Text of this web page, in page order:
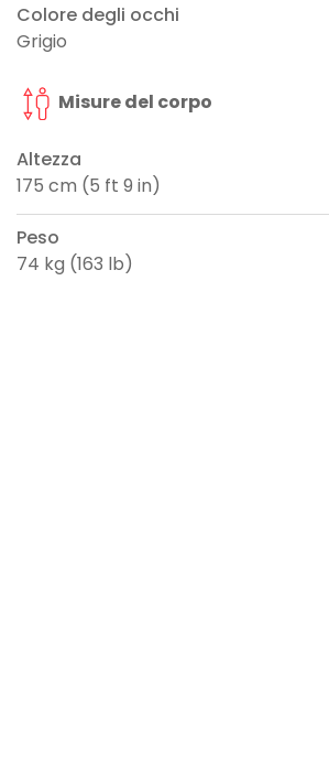
Colore degli occhi
Grigio
Misure del corpo
Altezza
175 cm (5 ft 9 in)
Peso
74 kg (163 lb)